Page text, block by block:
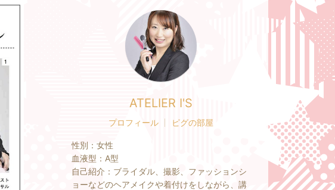
ATELIER I'S
プロフィール ピグの部屋
性別： 女性
血液型： A型
自己紹介： ブライダル、撮影、ファッションシ
ョーなどのヘアメイクや着付けをしながら、講